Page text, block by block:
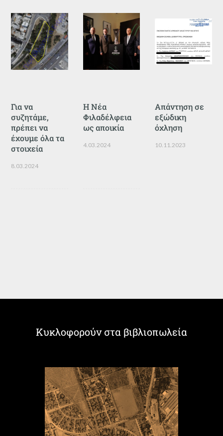
Για να
συζητάμε,
πρέπει να
έχουμε όλα τα
στοιχεία
8.03.2024
Η Νέα
Φιλαδέλφεια
ως αποικία
4.03.2024
Απάντηση σε
εξώδικη
όχληση
10.11.2023
Κυκλοφορούν στα βιβλιοπωλεία